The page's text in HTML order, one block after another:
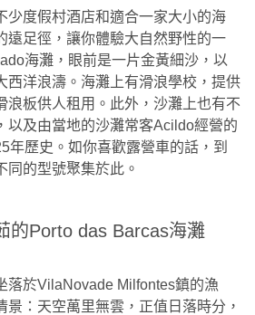
少度假村酒店和適合一家大小的海
遠足徑，讓你體驗大自然野性的一
海灘，眼前是一片金黃細沙，以
西洋浪濤。海灘上有滑浪學校，提供
浪板供人租用。此外，沙灘上也有不
以及由當地的沙灘常客Acildo經營的
年歷史。如你喜歡露營車的話，到
同的型號聚集於此。
的Porto das Barcas海灘
落於VilaNovade Milfontes鎮的漁
景：天空萬里無雲，正值日落時分，